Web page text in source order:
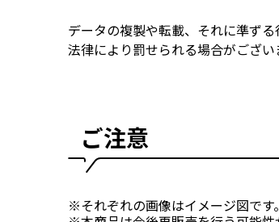
データの複製や転載、それに準ずる
法律により罰せられる場合がござい
ご注意
※それぞれの画像はイメージ図です